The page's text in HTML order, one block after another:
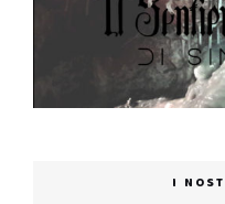
I